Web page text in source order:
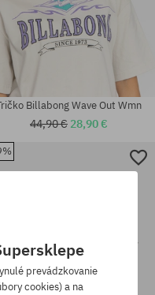
Billabong Wave Out Wmn
44,90 € 28,90 €
prevádzkovanie
cookies) a na